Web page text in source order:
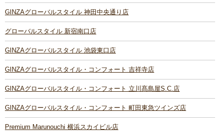
GINZAグローバルスタイル 神田中央通り店
グローバルスタイル 新宿南口店
GINZAグローバルスタイル 池袋東口店
GINZAグローバルスタイル・コンフォート 吉祥寺店
GINZAグローバルスタイル・コンフォート 立川髙島屋S.C.店
GINZAグローバルスタイル・コンフォート 町田東急ツインズ店
Premium Marunouchi 横浜スカイビル店